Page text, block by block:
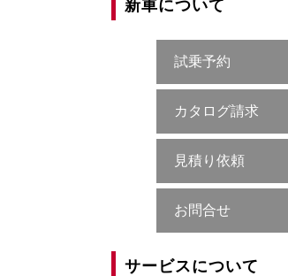
新車について
試乗予約
カタログ請求
見積り依頼
お問合せ
サービスについて